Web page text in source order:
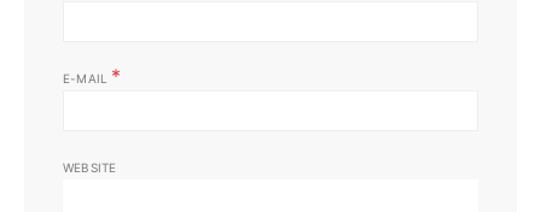
E-MAIL *
WEBSITE